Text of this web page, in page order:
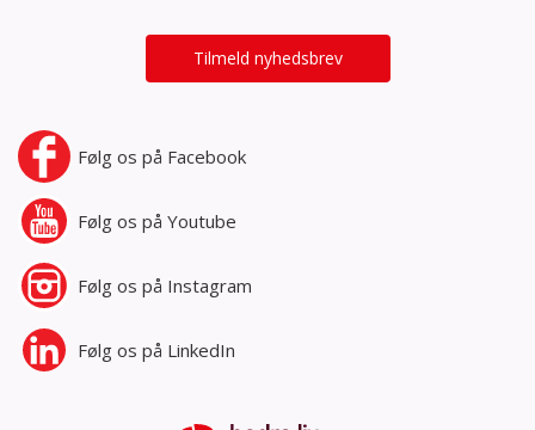
Tilmeld nyhedsbrev
Følg os på Facebook
Følg os på Youtube
Følg os på Instagram
Følg os på LinkedIn